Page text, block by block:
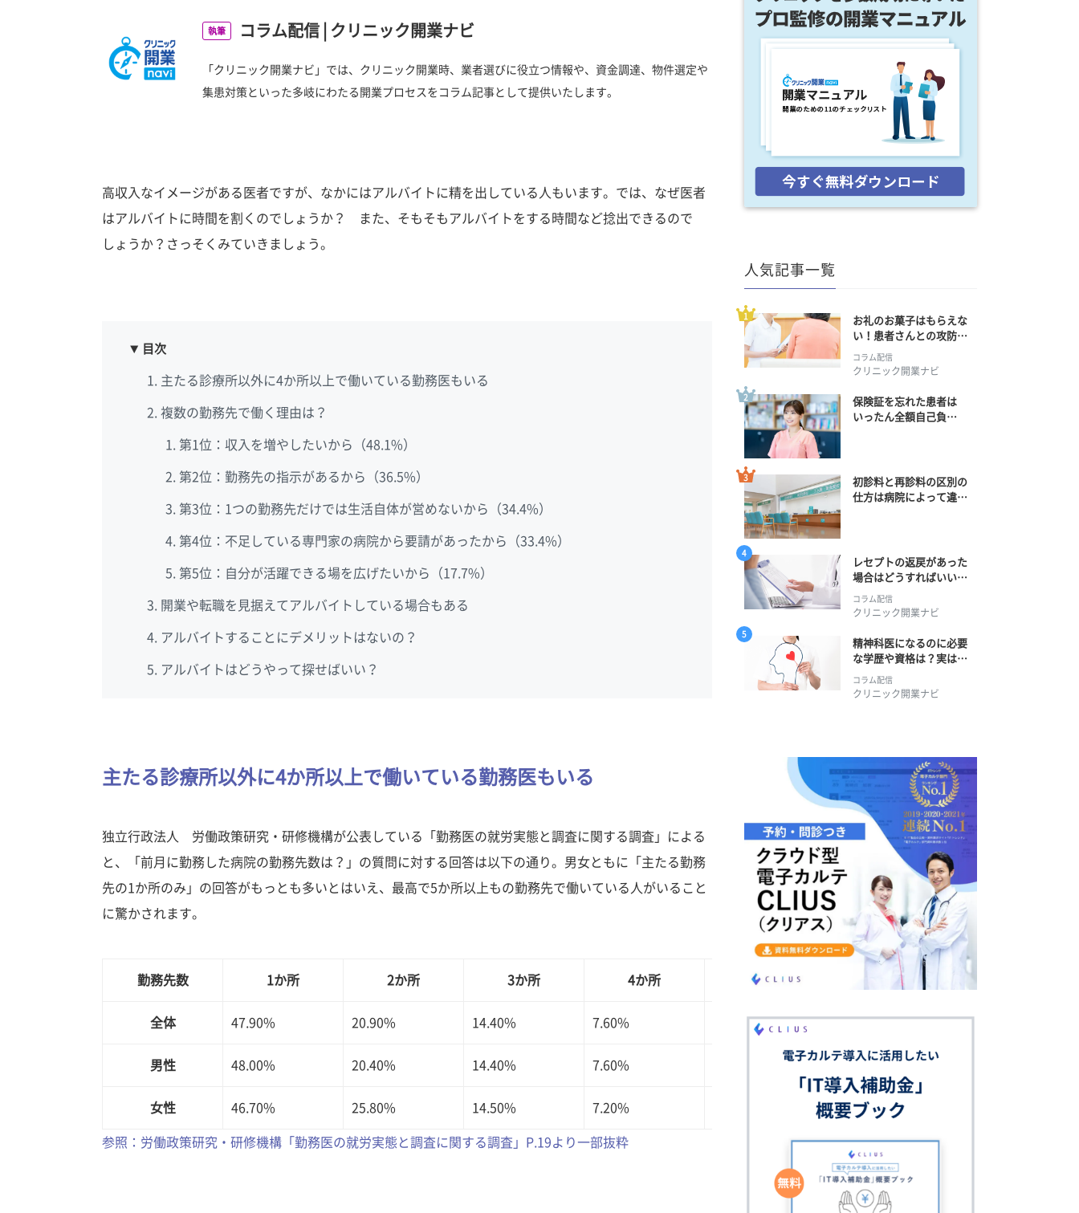
執筆 コラム配信 クリニック開業ナビ
「クリニック開業ナビ」では、クリニック開業時、業者選びに役立つ情報や、資金調達、物件選定や
集患対策といった多岐にわたる開業プロセスをコラム記事として提供いたします。
高収入なイメージがある医者ですが、なかにはアルバイトに精を出している人もいます。では、なぜ医者
はアルバイトに時間を割くのでしょうか？ また、そもそもアルバイトをする時間など捻出できるので
しょうか？さっそくみていきましょう。
目次
主たる診療所以外に4か所以上で働いている勤務医もいる
複数の勤務先で働く理由は？
第1位：収入を増やしたいから（48.1%）
第2位：勤務先の指示があるから（36.5%）
第3位：1つの勤務先だけでは生活自体が営めないから（34.4%）
第4位：不足している専門家の病院から要請があったから（33.4%）
第5位：自分が活躍できる場を広げたいから（17.7%）
開業や転職を見据えてアルバイトしている場合もある
アルバイトすることにデメリットはないの？
アルバイトはどうやって探せばいい？
主たる診療所以外に4か所以上で働いている勤務医もいる
独立行政法人 労働政策研究・研修機構が公表している「勤務医の就労実態と調査に関する調査」による
と、「前月に勤務した病院の勤務先数は？」の質問に対する回答は以下の通り。男女ともに「主たる勤務
先の1か所のみ」の回答がもっとも多いとはいえ、最高で5か所以上もの勤務先で働いている人がいること
に驚かされます。
勤務先数 1か所 2か所 3か所 4か所 5か所以上
全体 47.90% 20.90% 14.40% 7.60% 9.20%
男性 48.00% 20.40% 14.40% 7.60%
女性 46.70% 25.80% 14.50% 7.20%
参照：労働政策研究・研修機構「勤務医の就労実態と調査に関する調査」P.19より一部抜粋
人気記事一覧
お礼のお菓子はもらえな
い！患者さんとの攻防の
コラム配信
クリニック開業ナビ
保険証を忘れた患者は
いったん全額自己負
初診料と再診料の区別の
仕方は病院によって違
レセプトの返戻があった
場合はどうすればいい？
そのプロセスとは？
コラム配信
クリニック開業ナビ
精神科医になるのに必要
な学歴や資格は？実は学
士編入学からでも目指せ
る！
コラム配信
クリニック開業ナビ